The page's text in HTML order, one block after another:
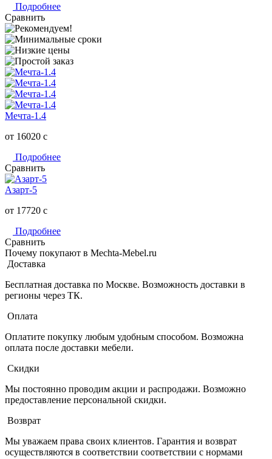
Подробнее
Сравнить
Мечта-1.4
от 16020 c
Подробнее
Сравнить
Азарт-5
от 17720 c
Подробнее
Сравнить
Почему покупают в Mechta-Mebel.ru
Доставка
Бесплатная доставка по Москве. Возможность доставки в
регионы через ТК.
Оплата
Оплатите покупку любым удобным способом. Возможна
оплата после доставки мебели.
Скидки
Мы постоянно проводим акции и распродажи. Возможно
предоставление персональной скидки.
Возврат
Мы уважаем права своих клиентов. Гарантия и возврат
осуществляются в соответствии соответствии с нормами